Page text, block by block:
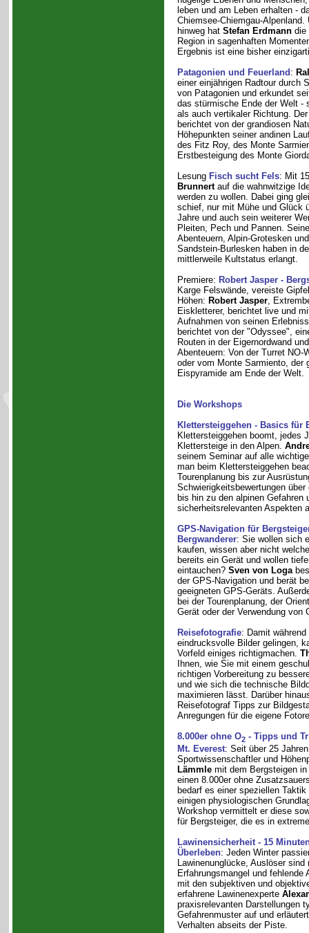
leben und am Leben erhalten -
Chiemsee-Chiemgau-Alpenland.
hinweg hat Stefan Erdmanndie
Region in sagenhaften
Ergebnis ist eine bisher
Patagonien und Feuerland :
einer einjährigen Radtour durch
von Patagonien und erkundet
das stürmische Ende der Welt -
als auch vertikaler Richtung.
berichtet von der grandiosen
Höhepunkten seiner andinen
des Fitz Roy, des Monte
Erstbesteigung des Monte
Lesung Fisch sucht Fels: Mit
Brunnertauf die wahnwitzige
werden zu wollen. Dabei ging
schief, nur mit Mühe und Glück
Jahre und auch sein weiterer
Pleiten, Pech und Pannen.
Abenteuern, Alpin-Grotesken
Sandstein-Burlesken haben in
mittlerweile Kultstatus erlangt.
Premiere: Robert Jasper -
Karge Felswände, vereiste
Höhen: Robert Jasper,
Eiskletterer, berichtet live und
Aufnahmen von seinen
berichtet von der "Odyssee",
Routen in der Eigernordwand
Abenteuern: Von der Turret NO-
oder vom Monte Sarmiento, der
Eispyramide am Ende der Welt.
Die Workshops
Klettersteiggehen - Basics für
Klettersteiggehen boomt, jedes
Klettersteige in den Alpen.
seinem Seminar auf alle
man beim Klettersteiggehen
Tourenplanung bis zur
Schwierigkeitsbewertungen
bis hin zu den alpinen Gefahren
sicherheitsrelevanten Aspekten
GPS-Navigation für
Bergwanderer: Sie wollen sich
kaufen, wissen aber nicht
bereits ein Gerät und wollen
eintauchen? Sven von Loga
der GPS-Navigation und berät
geeigneten GPS-Geräts.
bei der Tourenplanung, der
Gerät oder der Verwendung von
Reisefotografie: Damit während
eindrucksvolle Bilder gelingen,
Vorfeld einiges richtigmachen.
Ihnen, wie Sie mit einem
richtigen Vorbereitung zu
und wie sich die technische
maximieren lässt. Darüber
Reisefotograf Tipps zur
Anregungen für die eigene
8.000er ohne O2- Tipps und
Mt. Everest: Seit über 25
Sportwissenschaftler und
Lämmlemit dem Bergsteigen in
einen 8.000er ohne
bedarf es einer speziellen
einigen physiologischen
Workshop vermittelt er diese
für Bergsteiger, die es in
Lawinensicherheit - 15
Überleben: Jeden Winter
Lawinenunglücke, Auslöser sind
Erfahrungsmangel und fehlende
mit den subjektiven und
erfahrene Lawinenexperte
praxisrelevanten Darstellungen
Gefahrenmuster auf und
Verhalten abseits der Piste.